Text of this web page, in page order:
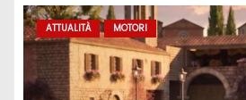
ATTUALITÀ MOTORI